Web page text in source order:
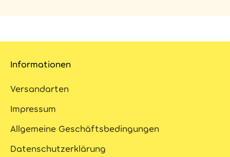
Informationen
Versandarten
Impressum
Allgemeine Geschäftsbedingungen
Datenschutzerklärung